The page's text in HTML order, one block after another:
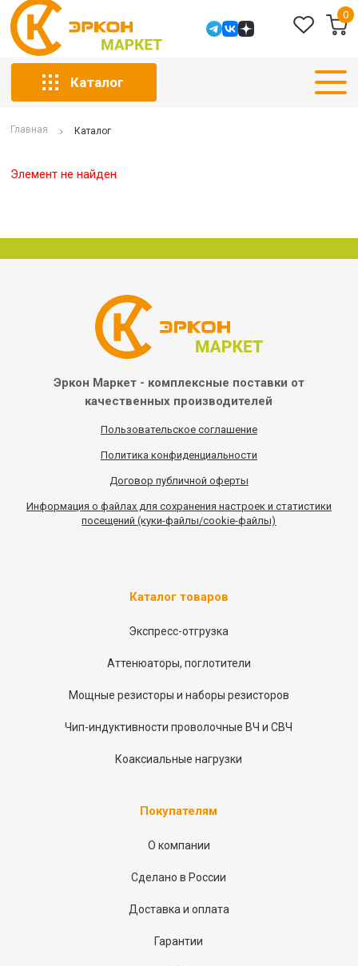
0
Каталог
Главная Каталог
Элемент не найден
Эркон Маркет - комплексные поставки от
качественных производителей
Пользовательское соглашение
Политика конфиденциальности
Договор публичной оферты
Информация о файлах для сохранения настроек и статистики
посещений (куки-файлы/cookie-файлы)
Каталог товаров
Экспресс-отгрузка
Аттенюаторы, поглотители
Мощные резисторы и наборы резисторов
Чип-индуктивности проволочные ВЧ и СВЧ
Коаксиальные нагрузки
Покупателям
О компании
Сделано в России
Доставка и оплата
Гарантии